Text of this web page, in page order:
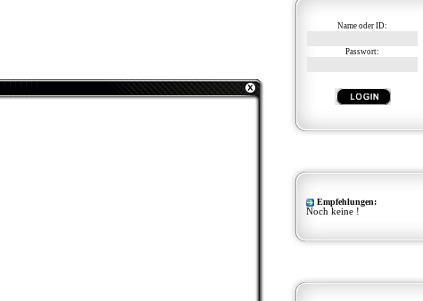
Name oder ID:
Passwort:
Empfehlungen:
Noch keine !